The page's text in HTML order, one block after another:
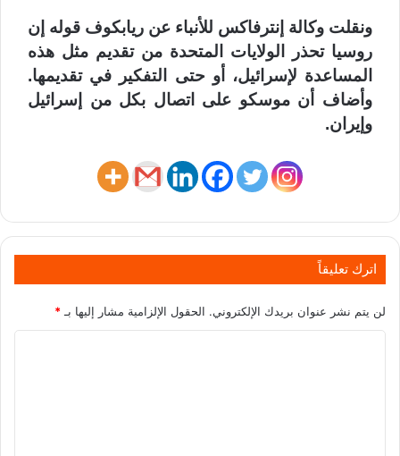
ونقلت وكالة إنترفاكس للأنباء عن ريابكوف قوله إن
روسيا تحذر الولايات المتحدة من تقديم مثل هذه
المساعدة لإسرائيل، أو حتى التفكير في تقديمها.
وأضاف أن موسكو على اتصال بكل من إسرائيل
وإيران.
اترك تعليقاً
لن يتم نشر عنوان بريدك الإلكتروني. الحقول الإلزامية مشار إليها بـ*